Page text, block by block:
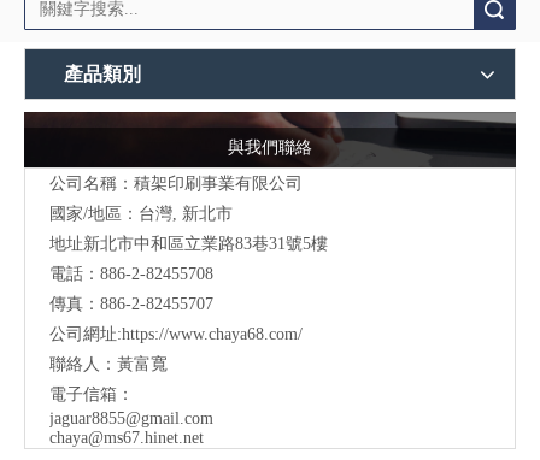
產品類別
與我們聯絡
公司名稱：積架印刷事業有限公司
國家/地區：台灣, 新北市
地址新北市中和區立業路83巷31號5樓
電話：886-2-82455708
傳真：886-2-82455707
公司網址:https://www.chaya68.com/
聯絡人：黃富寬
電子信箱：
jaguar8855@gmail.com
chaya@ms67.hinet.net